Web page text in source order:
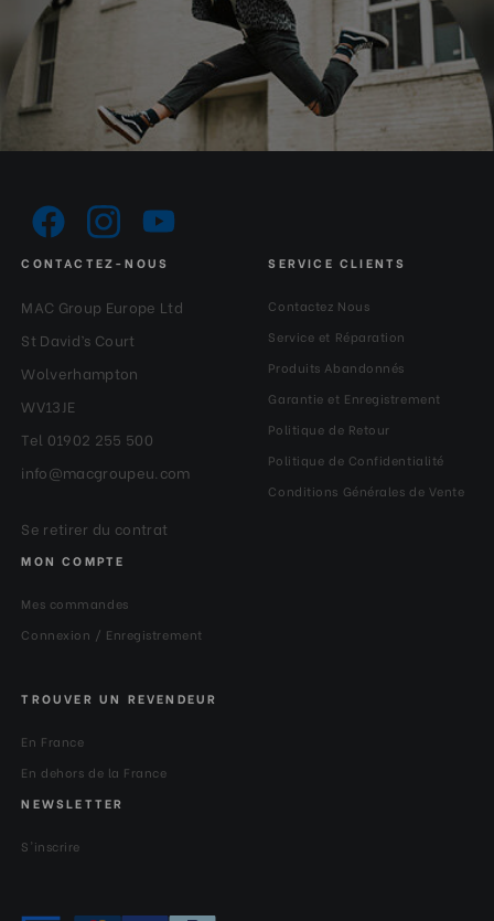
CONTACTEZ-NOUS
MAC Group Europe Ltd
St David’s Court
Wolverhampton
WV13JE
Tel 01902 255 500
info@macgroupeu.com
Se retirer du contrat
SERVICE CLIENTS
Contactez Nous
Service et Réparation
Produits Abandonnés
Garantie et Enregistrement
Politique de Retour
Politique de Confidentialité
Conditions Générales de Vente
MON COMPTE
Mes commandes
Connexion / Enregistrement
TROUVER UN REVENDEUR
En France
En dehors de la France
NEWSLETTER
S'inscrire